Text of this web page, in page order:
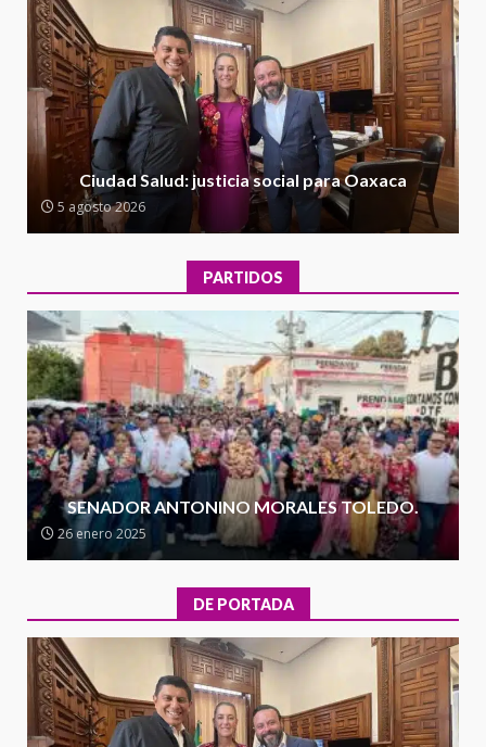
5 agosto 2026
2
Ciudad Salud: justicia social para
Oaxaca
5 agosto 2026
3
Encuentro de Ariadna Montiel
con el Gobernador Salomón Jara
Cruz reafirma la consolidación
de la transformación en
territorio oaxaqueño
30 julio 2026
4
presencia institucional en San
Juan Mazatlán
20 julio 2026
5
Sanciona Municipio de Oaxaca
de Juárez caso de maltrato
animal tras denuncia ciudadana
16 julio 2026
6
Detienen a Ernesto Ruffo en Baja
California; FGR lo investiga por
presuntos delitos de
contrabando
16 julio 2026
Sin paso carretera Oaxaca-
Ciudad Salud: justicia social para Oaxaca
5 agosto 2026
PARTIDOS
SENADOR ANTONINO MORALES TOLEDO.
26 enero 2025
DE PORTADA